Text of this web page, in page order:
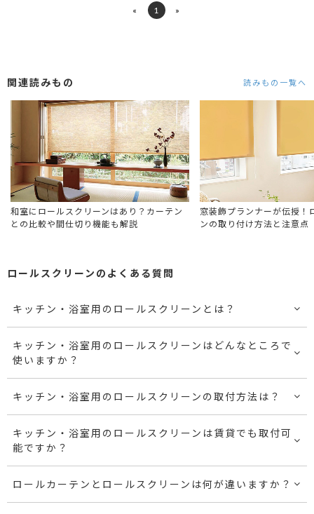
« 1 »
関連読みもの 読みもの一覧へ
和室にロールスクリーンはあり？カーテン
との比較や間仕切り機能も解説
窓装飾プランナーが伝授！
ンの取り付け方法と注意点
ロールスクリーンのよくある質問
キッチン・浴室用のロールスクリーンとは？
キッチン・浴室用のロールスクリーンはどんなところで
使いますか？
キッチン・浴室用のロールスクリーンの取付方法は？
キッチン・浴室用のロールスクリーンは賃貸でも取付可
能ですか？
ロールカーテンとロールスクリーンは何が違いますか？